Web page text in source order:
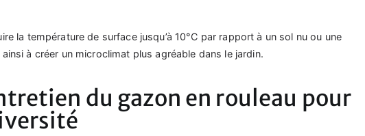
la température de surface jusqu’à 10°C par rapport à un sol nu ou une
à créer un microclimat plus agréable dans le jardin.
du gazon en rouleau pour